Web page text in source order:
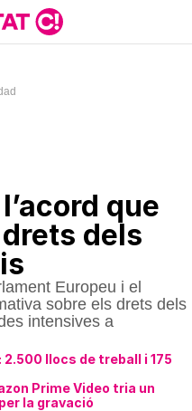
que
dels
Europeu i el
sobre els drets dels
intensives a
llocs de treball i 175
Prime Video tria un
la gravació